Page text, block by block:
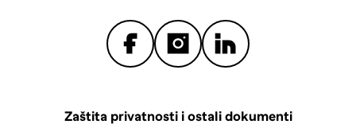
Zaštita privatnosti i ostali dokumenti